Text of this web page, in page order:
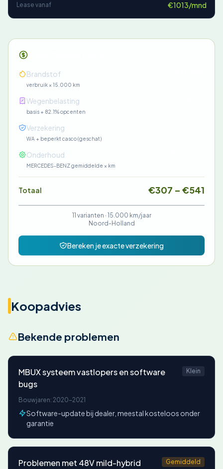
Lease vanaf €1013/mnd
Brandstof
verbruik × 15.000 km
Wegenbelasting
basis + 82.1% opcenten
Verzekering
WA + beperkt casco (geschat)
Onderhoud
MERCEDES-BENZ gemiddelde × km
Totaal €307 – €541
11 varianten · 15.000 km/jaar
Noord-Holland
Bereken je exacte verzekering
Koopadvies
Bekende problemen
MBUX systeem vastlopers en software
bugs
Klein
Bouwjaren: 2020-2021
Software-update bij dealer, meestal kosteloos onder
garantie
Problemen met 48V mild-hybrid
Gemiddeld